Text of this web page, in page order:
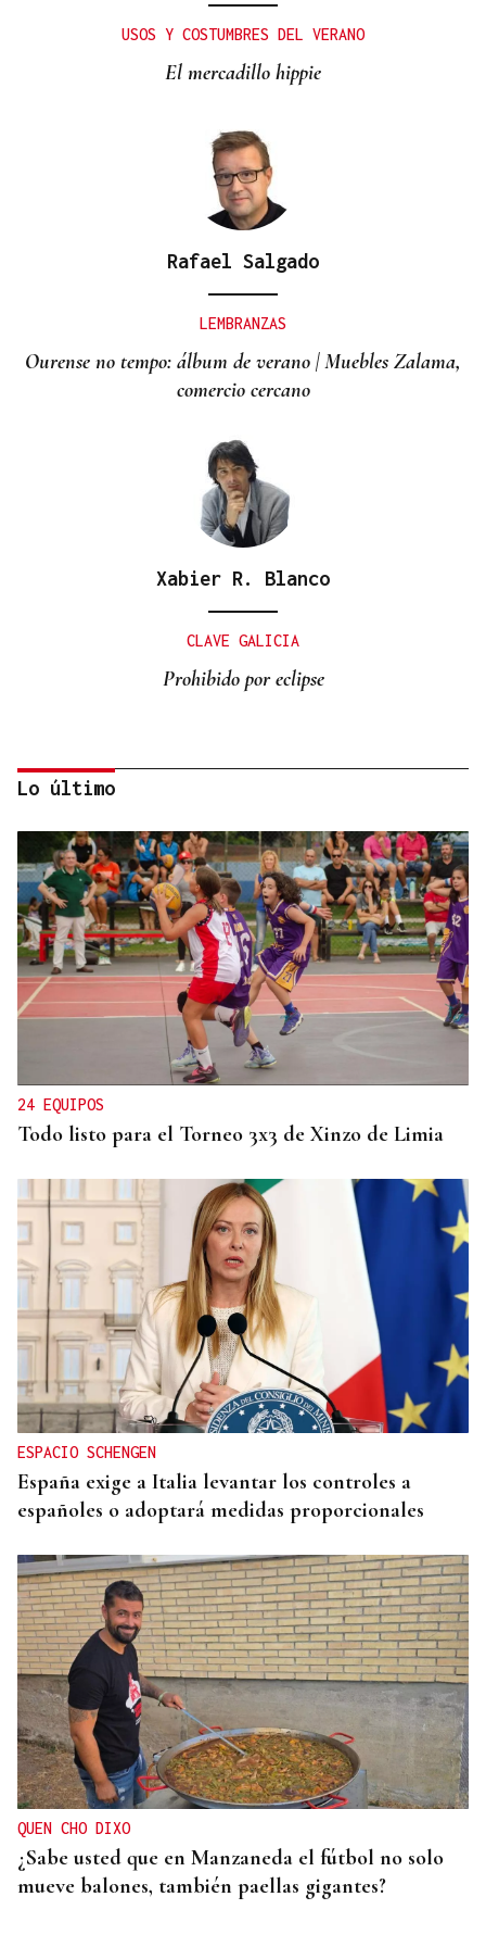
USOS Y COSTUMBRES DEL VERANO
El mercadillo hippie
Rafael Salgado
LEMBRANZAS
Ourense no tempo: álbum de verano | Muebles Zalama,
comercio cercano
Xabier R. Blanco
CLAVE GALICIA
Prohibido por eclipse
Lalo Pavón
O AFIADOR
Un día haberá autobuses
Lo último
24 EQUIPOS
Todo listo para el Torneo 3x3 de Xinzo de Limia
ESPACIO SCHENGEN
España exige a Italia levantar los controles a
españoles o adoptará medidas proporcionales
QUEN CHO DIXO
¿Sabe usted que en Manzaneda el fútbol no solo
mueve balones, también paellas gigantes?